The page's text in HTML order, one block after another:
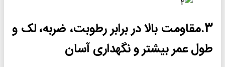
3.مقاومت بالا در برابر رطوبت، ضربه، لک و
طول عمر بیشتر و نگهداری آسان